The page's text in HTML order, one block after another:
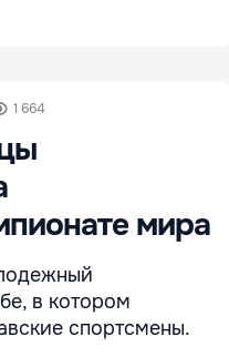
1 664
мира
в котором
спортсмены.